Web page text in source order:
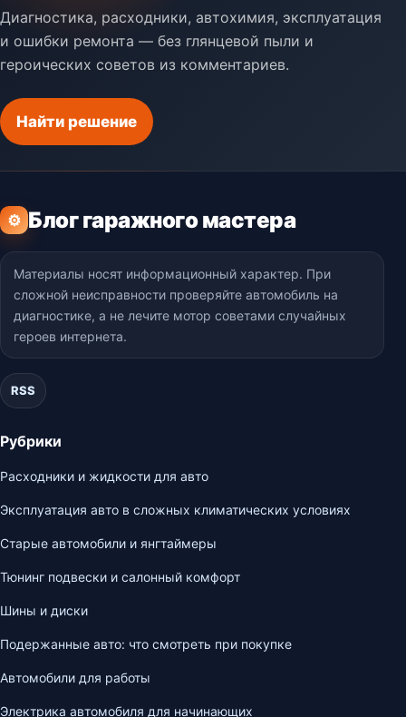
Диагностика, расходники, автохимия, эксплуатация
и ошибки ремонта — без глянцевой пыли и
героических советов из комментариев.
Найти решение
⚙ Блог гаражного мастера
Материалы носят информационный характер. При
сложной неисправности проверяйте автомобиль на
диагностике, а не лечите мотор советами случайных
героев интернета.
RSS
Рубрики
Расходники и жидкости для авто
Эксплуатация авто в сложных климатических условиях
Старые автомобили и янгтаймеры
Тюнинг подвески и салонный комфорт
Шины и диски
Подержанные авто: что смотреть при покупке
Автомобили для работы
Электрика автомобиля для начинающих